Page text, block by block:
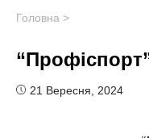
Головна >
21 Вересня, 2024